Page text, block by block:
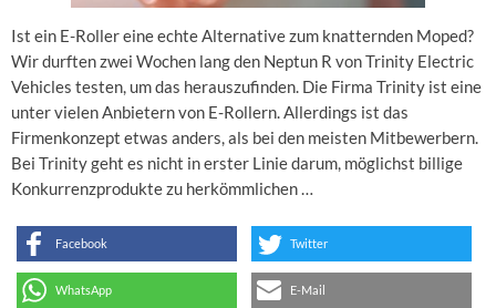
Ist ein E-Roller eine echte Alternative zum knatternden Moped?
Wir durften zwei Wochen lang den Neptun R von Trinity Electric
Vehicles testen, um das herauszufinden. Die Firma Trinity ist eine
unter vielen Anbietern von E-Rollern. Allerdings ist das
Firmenkonzept etwas anders, als bei den meisten Mitbewerbern.
Bei Trinity geht es nicht in erster Linie darum, möglichst billige
Konkurrenzprodukte zu herkömmlichen …
Facebook Twitter
WhatsApp E-Mail